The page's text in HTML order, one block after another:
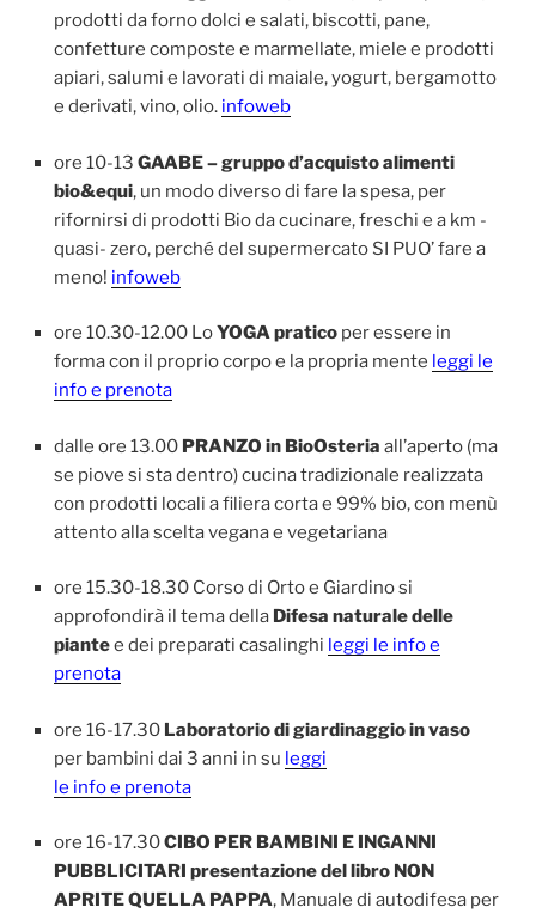
prodotti da forno dolci e salati, biscotti, pane,
confetture composte e marmellate, miele e prodotti
apiari, salumi e lavorati di maiale, yogurt, bergamotto
e derivati, vino, olio. infoweb
ore 10-13 GAABE – gruppo d’acquisto alimenti
bio&equi, un modo diverso di fare la spesa, per
rifornirsi di prodotti Bio da cucinare, freschi e a km -
quasi- zero, perché del supermercato SI PUO’ fare a
meno! infoweb
ore 10.30-12.00 LoYOGA pratico per essere in
forma con il proprio corpo e la propria mente leggi le
info e prenota
dalle ore 13.00 PRANZO in BioOsteria all’aperto (ma
se piove si sta dentro) cucina tradizionale realizzata
con prodotti locali a filiera corta e 99% bio, con menù
attento alla scelta vegana e vegetariana
ore 15.30-18.30 Corso di Orto e Giardino si
approfondirà il tema della Difesa naturale delle
piantee dei preparati casalinghi leggi le info e
prenota
ore 16-17.30 Laboratorio di giardinaggio in vaso
per bambini dai 3 anni in su leggi
le info e prenota
ore 16-17.30CIBO PER BAMBINI E INGANNI
PUBBLICITARI presentazione del libro NON
APRITE QUELLA PAPPA, Manuale di autodifesa per